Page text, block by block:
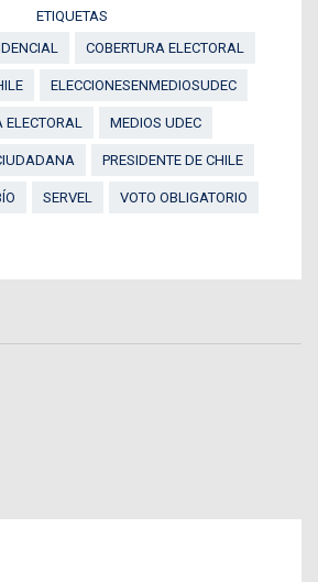
ETIQUETAS
COBERTURA ELECTORAL
ELECCIONESENMEDIOSUDEC
MEDIOS UDEC
PRESIDENTE DE CHILE
SERVEL VOTO OBLIGATORIO